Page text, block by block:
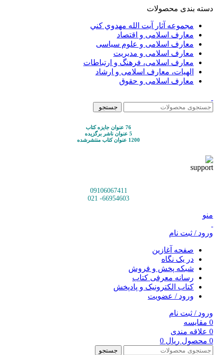
دسته بندی محصولات
مجموعه آثار آيت الله مهدوي كني
معارف اسلامی و اقتصاد
معارف اسلامی و علوم سیاسی
معارف اسلامی و مدیریت
معارف اسلامی، فرهنگ و ارتباطات
الهیات، معارف اسلامی و ارشاد
معارف اسلامی و حقوق
جستجو
76 عنوان جایزه کتاب
5 عنوان ناشر برگزیده
1200 عنوان کتاب منتشرشده
09106067411
66954603- 021
منو
ورود / ثبت نام
صفحه آغازین
در یک نگاه
شبکه پخش و فروش
رسانه معرفی کتاب
کتاب الکترونیک و پادپخش
ورود / عضویت
ورود / ثبت نام
0 مقایسه
0 علاقه مندی
0 محصول ریال
جستجو